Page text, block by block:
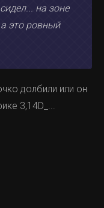
на зоне
это ровный
долбили или он
3,14D_...